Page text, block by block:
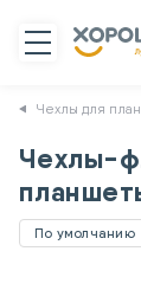
Чехлы для
Чехлы-
По умолчанию